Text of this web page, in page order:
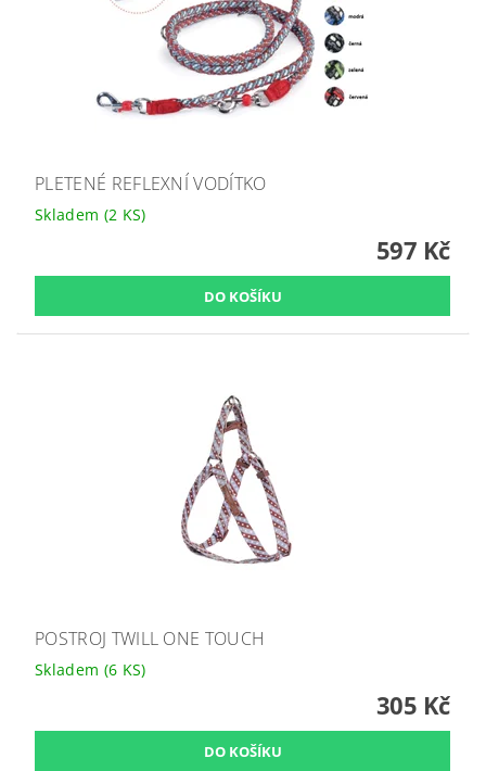
PLETENÉ REFLEXNÍ VODÍTKO
Skladem (2 KS)
597 Kč
POSTROJ TWILL ONE TOUCH
Skladem (6 KS)
305 Kč